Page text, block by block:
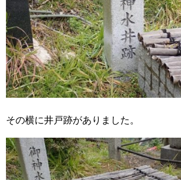
その横に井戸跡がありました。